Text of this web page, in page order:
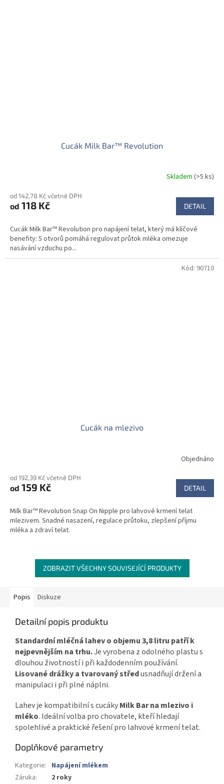
Cucák Milk Bar™ Revolution
Skladem (>5 ks)
od 142,78 Kč včetně DPH
od 118 Kč DETAIL
Cucák Milk Bar™ Revolution pro napájení telat, který má klíčové
benefity: 5 otvorů pomáhá regulovat průtok mléka omezuje
nasávání vzduchu po...
Cucák na mlezivo
Objednáno
od 192,39 Kč včetně DPH
od 159 Kč DETAIL
Milk Bar™ Revolution Snap On Nipple pro lahvové krmení telat
mlezivem. Snadné nasazení, regulace průtoku, zlepšení příjmu
mléka a zdraví telat.
Kód: 90710
ZOBRAZIT VŠECHNY SOUVISEJÍCÍ PRODUKTY
Popis Diskuze
Detailní popis produktu
Standardní mléčná lahev o objemu 3,8 litru patří k
nejpevnějším na trhu.Je vyrobena z odolného plastu s
dlouhou životností i při každodenním používání.
Lisované drážky a tvarovaný středusnadňují držení a
manipulaci i při plné náplni.
Lahev je kompatibilní s cucákyMilk Bar na mlezivo i
mléko. Ideální volba pro chovatele, kteří hledají
spolehlivé a praktické řešení pro lahvové krmení telat.
Doplňkové parametry
Kategorie: Napájení mlékem
Záruka: 2 roky